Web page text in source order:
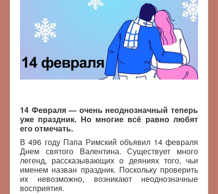
14 Февраля — очень неоднозначный теперь
уже праздник. Но многие всё равно любят
его отмечать.
В 496 году Папа Римский объявил 14 февраля
Днем святого Валентина. Существует много
легенд, рассказывающих о деяниях того, чьи
именем назван праздник. Поскольку проверить
их невозможно, возникают неоднозначные
восприятия.